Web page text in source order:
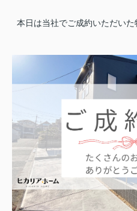
本日は当社でご成約いただい